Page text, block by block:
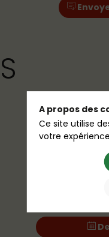
A propos des
Ce site utilise
votre